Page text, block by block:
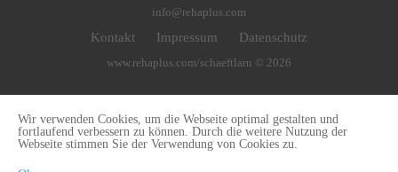
info@rehaplus.com
Kontakt Impressum Datenschutz
www.rehaplus.com/schaeftlarn © 2026
Wir verwenden Cookies, um die Webseite optimal gestalten und
fortlaufend verbessern zu können. Durch die weitere Nutzung der
Webseite stimmen Sie der Verwendung von Cookies zu.